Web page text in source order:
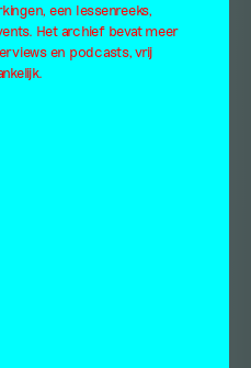
een lessenreeks,
Het archief bevat meer
en podcasts, vrij